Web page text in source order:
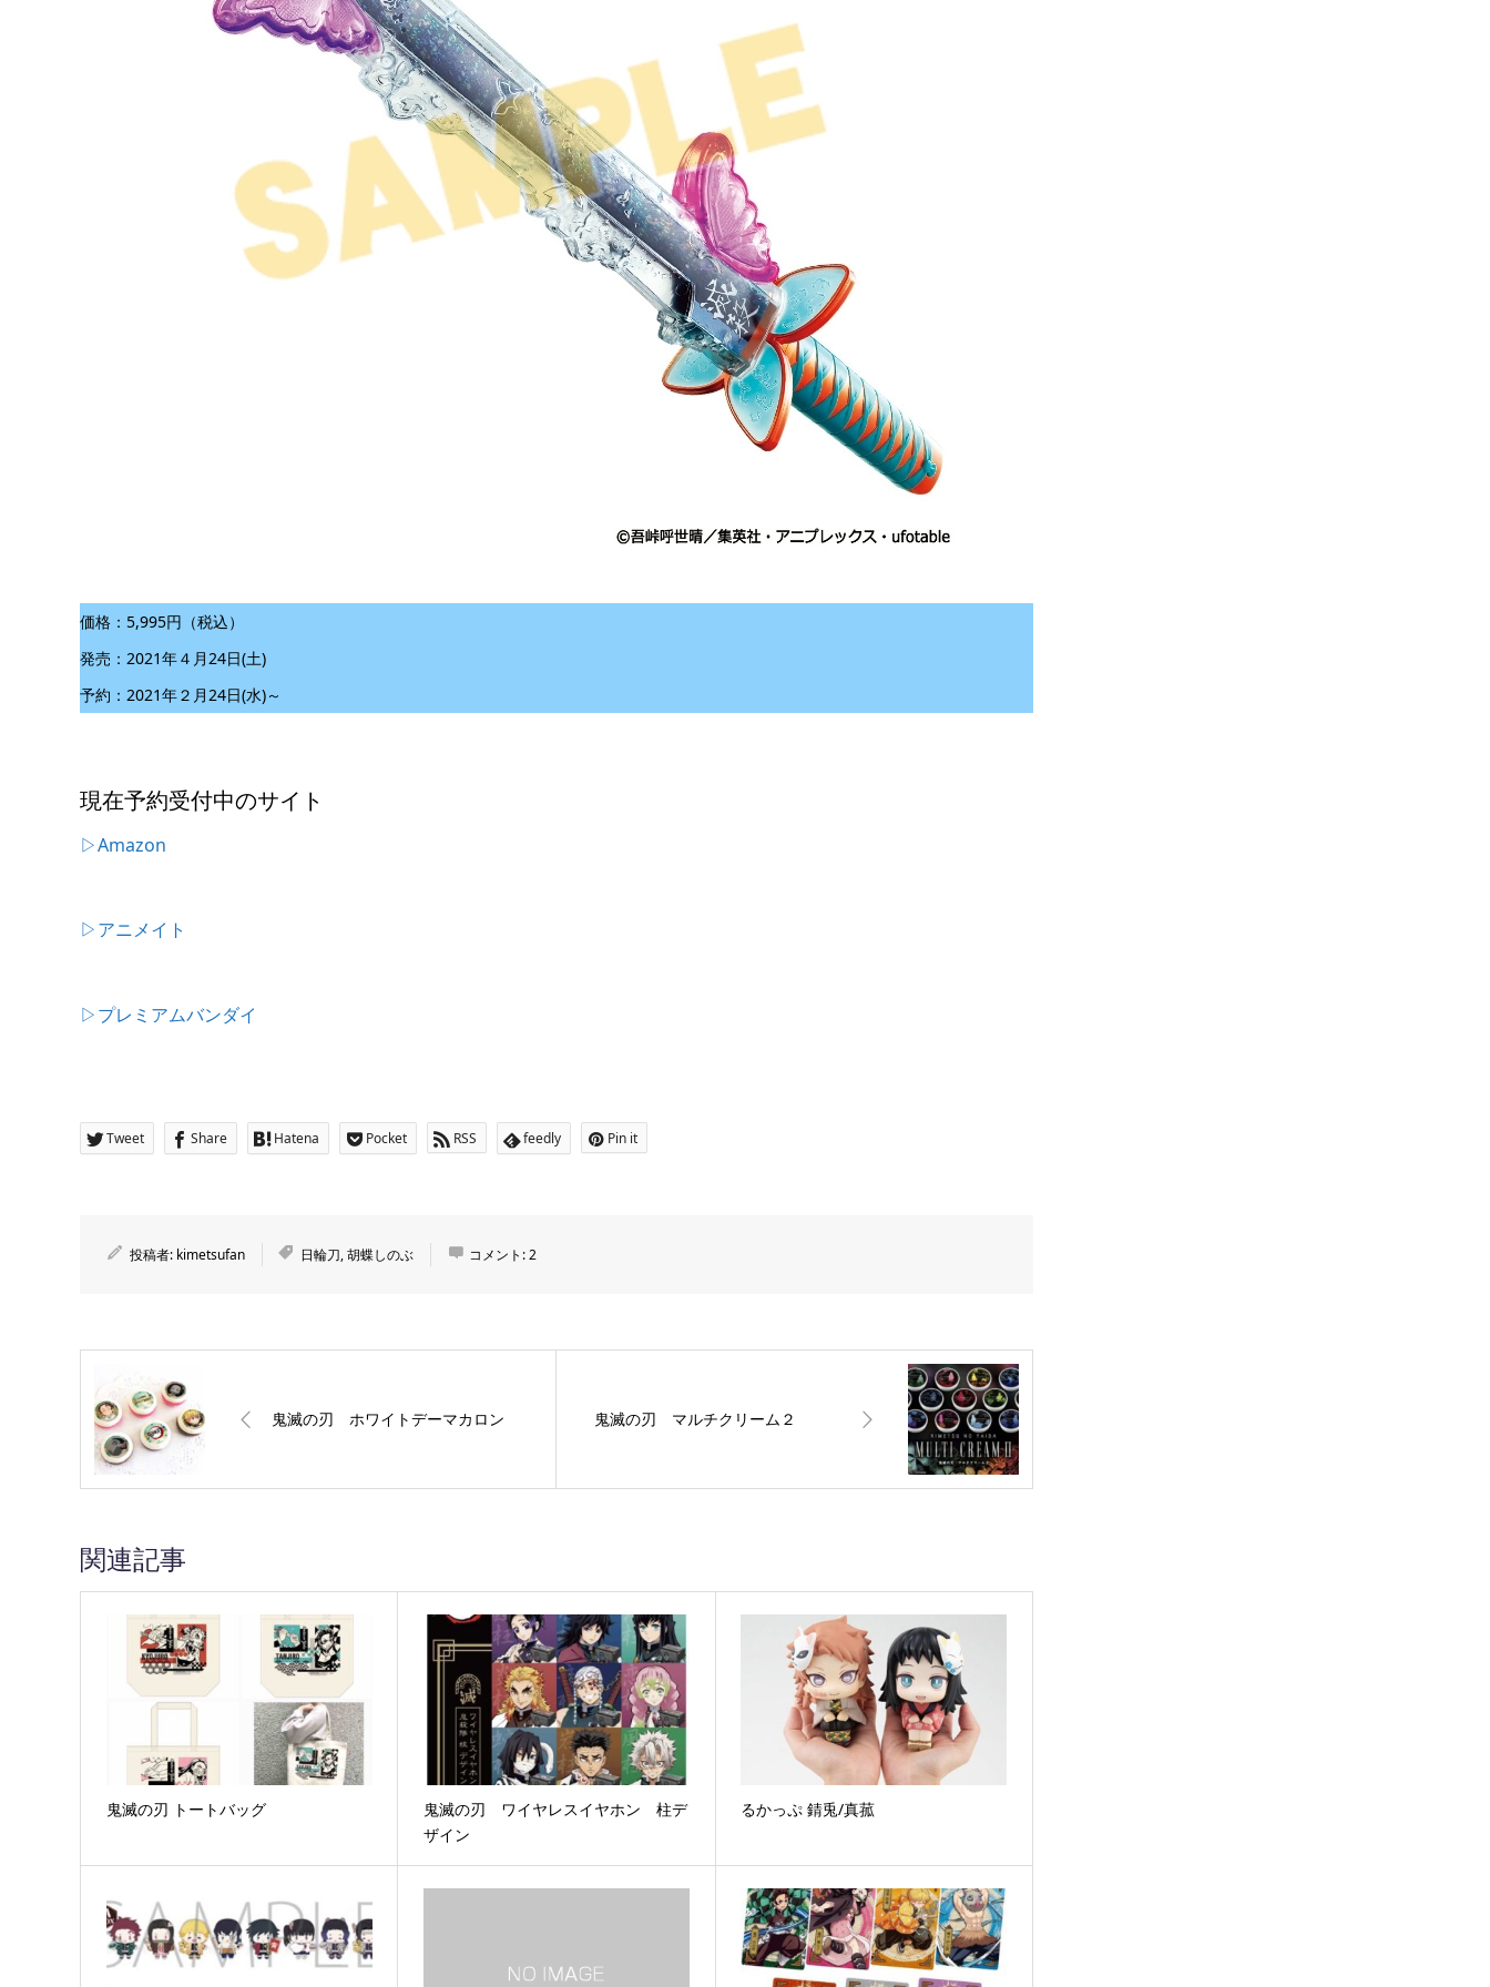
価格：5,995円（税込）
発売：2021年４月24日(土)
予約：2021年２月24日(水)～
現在予約受付中のサイト
▷Amazon
▷アニメイト
▷プレミアムバンダイ
Tweet Share Hatena Pocket RSS feedly Pin it
投稿者: kimetsufan 日輪刀,胡蝶しのぶ コメント:2
鬼滅の刃 ホワイトデーマカロン 鬼滅の刃 マルチクリーム２
関連記事
鬼滅の刃 トートバッグ
鬼滅の刃 ワイヤレスイヤホン 柱デ
ザイン
るかっぷ 錆兎/真菰